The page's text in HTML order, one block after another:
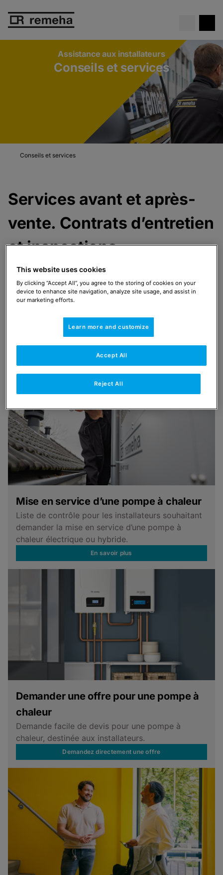
Chaudière gratuite
pas cette offre exceptionnelle !
Voir l’offre
Assistance aux installateurs
Conseils et services
Conseils et services
Services avant et après-
vente. Contrats d’entretien
et inspections.
Remeha propose aux installateurs et aux conseillers
accompagner tout au long du cycle de vie de nos
produits : avant, pendant et après l’achat. Découvrez
Mise en service d’une pompe à chaleur
Liste de contrôle pour les installateurs souhaitant
demander la mise en service d’une pompe à
chaleur électrique ou hybride.
En savoir plus
Demander une offre pour une pompe à
chaleur
Demande facile de devis pour une pompe à
chaleur, destinée aux installateurs.
Demandez directement une offre
This website uses cookies
By clicking “Accept All”, you agree to the storing of cookies on your
device to enhance site navigation, analyze site usage, and assist in
our marketing efforts.
Learn more and customize
Reject All
Accept All